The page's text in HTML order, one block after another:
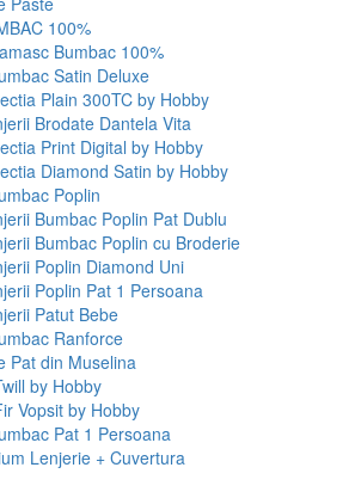
100%
Bumbac 100%
Satin Deluxe
Plain 300TC by Hobby
Brodate Dantela Vita
Print Digital by Hobby
Diamond Satin by Hobby
Poplin
Bumbac Poplin Pat Dublu
Bumbac Poplin cu Broderie
Poplin Diamond Uni
Poplin Pat 1 Persoana
Patut Bebe
Ranforce
Pat din Muselina
by Hobby
Vopsit by Hobby
Pat 1 Persoana
Lenjerie + Cuvertura